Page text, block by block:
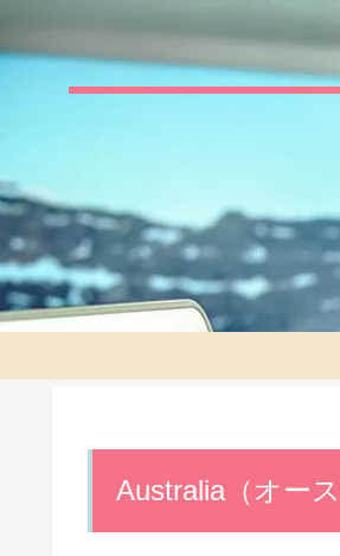
Australia（オー